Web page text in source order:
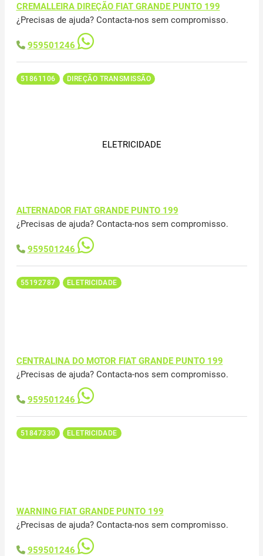
CREMALLEIRA DIREÇÃO FIAT GRANDE PUNTO 199
¿Precisas de ajuda? Contacta-nos sem compromisso.
959501246
51861106 DIREÇÃO TRANSMISSÃO
ELETRICIDADE
ALTERNADOR FIAT GRANDE PUNTO 199
¿Precisas de ajuda? Contacta-nos sem compromisso.
959501246
55192787 ELETRICIDADE
CENTRALINA DO MOTOR FIAT GRANDE PUNTO 199
¿Precisas de ajuda? Contacta-nos sem compromisso.
959501246
51847330 ELETRICIDADE
WARNING FIAT GRANDE PUNTO 199
¿Precisas de ajuda? Contacta-nos sem compromisso.
959501246